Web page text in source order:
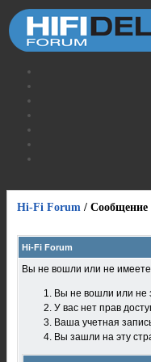
Hi-Fi Forum /
Hi-Fi Forum
Вы не вошли или не
Вы не вошли или не
У вас нет прав
Ваша учетная
Вы зашли на эту